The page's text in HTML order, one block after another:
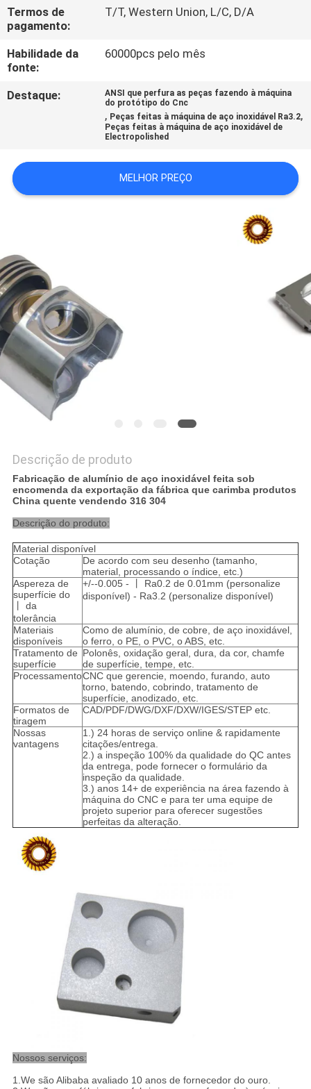
NOTÍCIAS
UM
ORÇAMENTO
MAPA
DO
POLÍTICA
DE
PRIVACIDADE
Termos de
pagamento:
T/T, Western Union, L/C, D/A
Habilidade da
fonte:
60000pcs pelo mês
Destaque:
ANSI que perfura as peças fazendo à máquina
do protótipo do Cnc
, Peças feitas à máquina de aço inoxidável Ra3.2,
Peças feitas à máquina de aço inoxidável de
Electropolished
MELHOR PREÇO
Descrição de produto
Fabricação de alumínio de aço inoxidável feita sob
encomenda da exportação da fábrica que carimba produtos
China quente vendendo 316 304
Descrição do produto:
Material disponível
Cotação
De acordo com seu desenho (tamanho,
material, processando o índice, etc.)
Aspereza de
superfície do
丨 da
tolerância
+/--0.005 - 丨 Ra0.2 de 0.01mm (personalize
disponível) - Ra3.2 (personalize disponível)
Materiais
disponíveis
Como de alumínio, de cobre, de aço inoxidável,
o ferro, o PE, o PVC, o ABS, etc.
Tratamento de
superfície
Polonês, oxidação geral, dura, da cor, chamfe
de superfície, tempe, etc.
ProcessamentoCNC que gerencie, moendo, furando, auto
torno, batendo, cobrindo, tratamento de
superfície, anodizado, etc.
Formatos de
tiragem
CAD/PDF/DWG/DXF/DXW/IGES/STEP etc.
Nossas
vantagens
1.) 24 horas de serviço online & rapidamente
citações/entrega.
2.) a inspeção 100% da qualidade do QC antes
da entrega, pode fornecer o formulário da
inspeção da qualidade.
3.) anos 14+ de experiência na área fazendo à
máquina do CNC e para ter uma equipe de
projeto superior para oferecer sugestões
perfeitas da alteração.
Nossos serviços:
1.We são Alibaba avaliado 10 anos de fornecedor do ouro.